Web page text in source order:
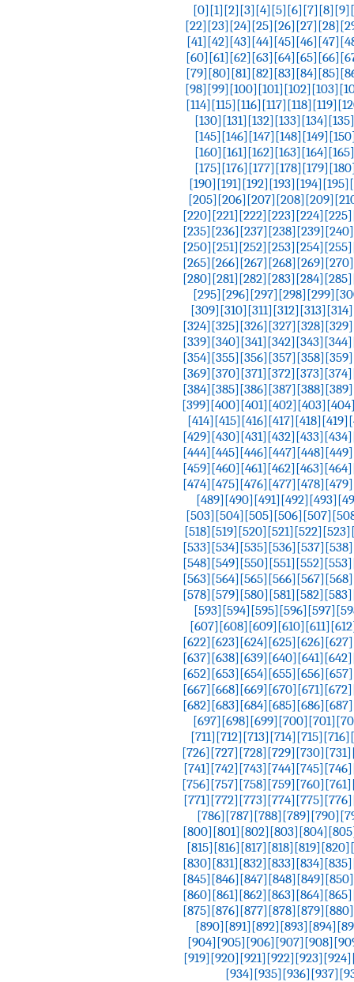
[0][1][2][3][4][5][6][7][8][9]
[22][23][24][25][26][27][28]
[41][42][43][44][45][46][47]
[60][61][62][63][64][65][66]
[79][80][81][82][83][84][85]
[98][99][100][101][102][103]
[114][115][116][117][118][119]
[130][131][132][133][134][135]
[145][146][147][148][149]
[160][161][162][163][164][165]
[175][176][177][178][179]
[190][191][192][193][194][195]
[205][206][207][208][209]
[220][221][222][223][224][225]
[235][236][237][238][239][240]
[250][251][252][253][254][255]
[265][266][267][268][269][270]
[280][281][282][283][284][285]
[295][296][297][298][299]
[309][310][311][312][313][314]
[324][325][326][327][328][329]
[339][340][341][342][343][344]
[354][355][356][357][358][359]
[369][370][371][372][373][374]
[384][385][386][387][388][389]
[399][400][401][402][403]
[414][415][416][417][418][419]
[429][430][431][432][433][434]
[444][445][446][447][448][449]
[459][460][461][462][463][464]
[474][475][476][477][478][479]
[489][490][491][492][493]
[503][504][505][506][507]
[518][519][520][521][522][523]
[533][534][535][536][537][538]
[548][549][550][551][552][553]
[563][564][565][566][567][568]
[578][579][580][581][582][583]
[593][594][595][596][597]
[607][608][609][610][611]
[622][623][624][625][626][627]
[637][638][639][640][641][642]
[652][653][654][655][656][657]
[667][668][669][670][671][672]
[682][683][684][685][686][687]
[697][698][699][700][701]
[711][712][713][714][715][716]
[726][727][728][729][730][731]
[741][742][743][744][745][746]
[756][757][758][759][760][761]
[771][772][773][774][775][776]
[786][787][788][789][790]
[800][801][802][803][804]
[815][816][817][818][819][820]
[830][831][832][833][834][835]
[845][846][847][848][849][850]
[860][861][862][863][864][865]
[875][876][877][878][879][880]
[890][891][892][893][894]
[904][905][906][907][908]
[919][920][921][922][923][924]
[934][935][936][937]